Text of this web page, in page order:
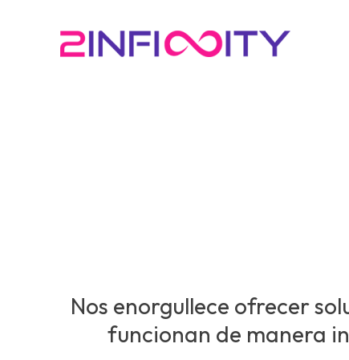
Nos enorgullece ofrecer
funcionan de manera